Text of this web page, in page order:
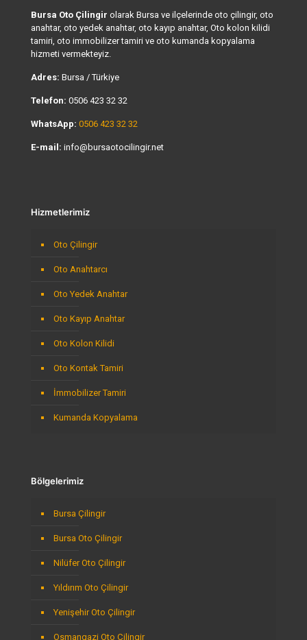
Bursa Oto Çilingir olarak Bursa ve ilçelerinde oto çilingir, oto
anahtar, oto yedek anahtar, oto kayıp anahtar, Oto kolon kilidi
tamiri, oto immobilizer tamiri ve oto kumanda kopyalama
hizmeti vermekteyiz.
Adres: Bursa / Türkiye
Telefon: 0506 423 32 32
WhatsApp: 0506 423 32 32
E-mail: info@bursaotocilingir.net
Hizmetlerimiz
Oto Çilingir
Oto Anahtarcı
Oto Yedek Anahtar
Oto Kayıp Anahtar
Oto Kolon Kilidi
Oto Kontak Tamiri
İmmobilizer Tamiri
Kumanda Kopyalama
Bölgelerimiz
Bursa Çilingir
Bursa Oto Çilingir
Nilüfer Oto Çilingir
Yıldırım Oto Çilingir
Yenişehir Oto Çilingir
Osmangazi Oto Çilingir